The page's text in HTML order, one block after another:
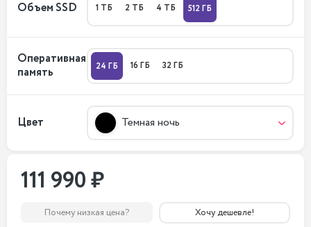
Объем SSD 1 ТБ 2 ТБ 4 ТБ 512 ГБ
Оперативная
память
24 ГБ 16 ГБ 32 ГБ
Цвет Темная ночь
111 990 ₽
Почему низкая цена? Хочу дешевле!